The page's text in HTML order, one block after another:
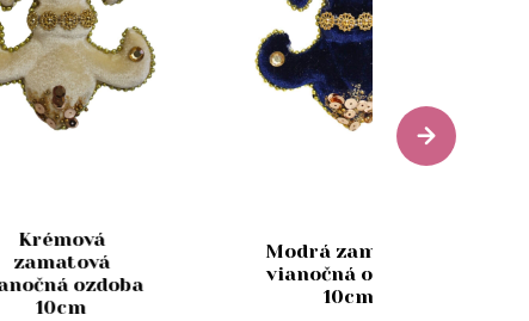
Krémová
zamatová
ozdoba
10cm
Modrá zamatová
vianočná ozdoba
10cm